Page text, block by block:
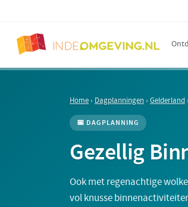
Home › Dagplanningen › Gelderland ›
📅 DAGPLANNING
Gezellig
Ook met regenachtige
vol knusse